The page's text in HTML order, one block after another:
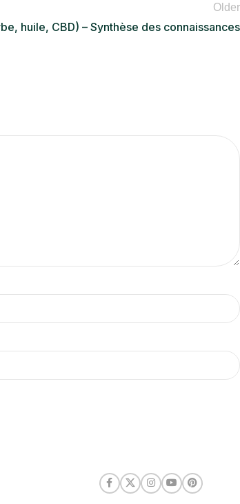
Older
huile, CBD) – Synthèse des connaissances